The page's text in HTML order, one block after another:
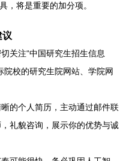
，将是重要的加分项。
议
关注“中国研究生招生信息
院校的研究生院网站、学院网
晰的个人简历，主动通过邮件联
礼貌咨询，展示你的优势与诚